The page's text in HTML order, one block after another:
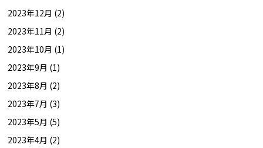
2023年12月 (2)
2023年11月 (2)
2023年10月 (1)
2023年9月 (1)
2023年8月 (2)
2023年7月 (3)
2023年5月 (5)
2023年4月 (2)